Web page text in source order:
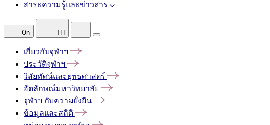
สาระความรู้และข่าวสาร
On TH
เกี่ยวกับจุฬาฯ
ประวัติจุฬาฯ
วิสัยทัศน์และยุทธศาสตร์
อัตลักษณ์มหาวิทยาลัย
จุฬาฯ กับความยั่งยืน
ข้อมูลและสถิติ